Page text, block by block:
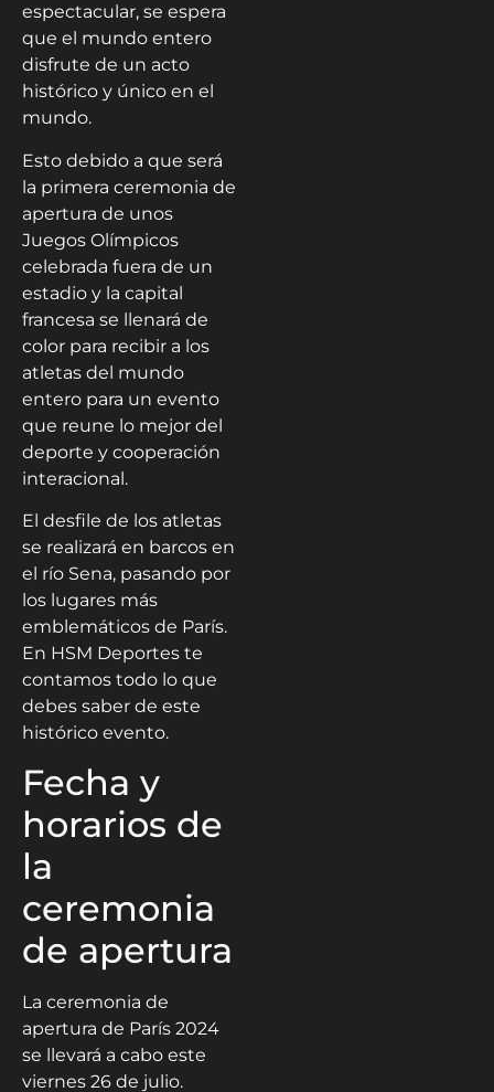
espectacular, se espera
que el mundo entero
disfrute de un acto
histórico y único en el
mundo.
Esto debido a que será
la primera ceremonia de
apertura de unos
Juegos Olímpicos
celebrada fuera de un
estadio y la capital
francesa se llenará de
color para recibir a los
atletas del mundo
entero para un evento
que reune lo mejor del
deporte y cooperación
interacional.
El desfile de los atletas
se realizará en barcos en
el río Sena, pasando por
los lugares más
emblemáticos de París.
En HSM Deportes te
contamos todo lo que
debes saber de este
histórico evento.
Fecha y
horarios de
la
ceremonia
de apertura
La ceremonia de
apertura de París 2024
se llevará a cabo este
viernes 26 de julio.